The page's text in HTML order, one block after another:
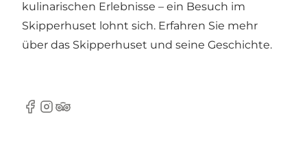
kulinarischen Erlebnisse – ein Besuch im
Skipperhuset lohnt sich. Erfahren Sie mehr
über das Skipperhuset und seine Geschichte.
Facebook
Instagram
Tripadvisor